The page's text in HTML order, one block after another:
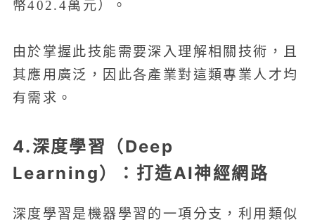
幣402.4萬元）。
由於掌握此技能需要深入理解相關技術，且
其應用廣泛，因此各產業對這類專業人才均
有需求。
4.深度學習（Deep
Learning）：打造AI神經網路
深度學習是機器學習的一項分支，利用類似